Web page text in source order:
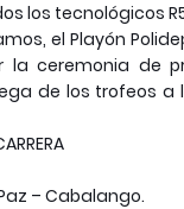
los tecnológicos R5
el Playón
ceremonia de
de los trofeos a
– Cabalango.